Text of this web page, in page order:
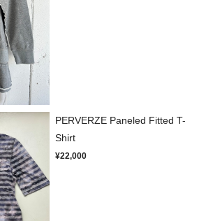
PERVERZE Paneled Fitted T-
Shirt
¥22,000